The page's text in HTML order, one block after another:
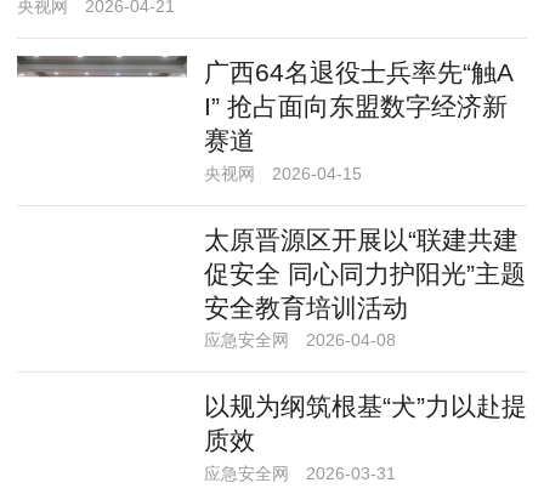
央视网 2026-04-21
广西64名退役士兵率先“触A
I” 抢占面向东盟数字经济新
赛道
央视网 2026-04-15
太原晋源区开展以“联建共建
促安全 同心同力护阳光”主题
安全教育培训活动
应急安全网 2026-04-08
以规为纲筑根基“犬”力以赴提
质效
应急安全网 2026-03-31